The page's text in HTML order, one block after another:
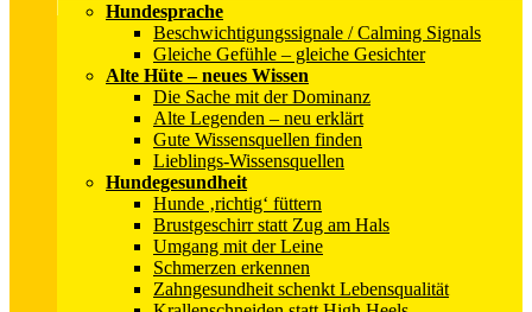
Hundesprache
Beschwichtigungssignale / Calming Signals
Gleiche Gefühle – gleiche Gesichter
Alte Hüte – neues Wissen
Die Sache mit der Dominanz
Alte Legenden – neu erklärt
Gute Wissensquellen finden
Lieblings-Wissensquellen
Hundegesundheit
Hunde ‚richtig‘ füttern
Brustgeschirr statt Zug am Hals
Umgang mit der Leine
Schmerzen erkennen
Zahngesundheit schenkt Lebensqualität